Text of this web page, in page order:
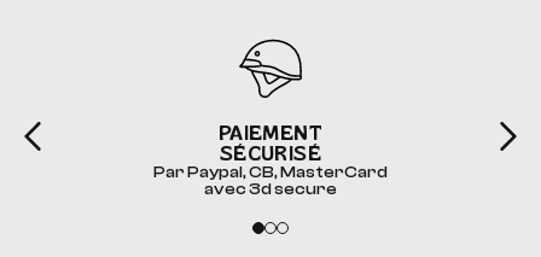
PAIEMENT
SÉCURISÉ
Par Paypal, CB, MasterCard
avec 3d secure